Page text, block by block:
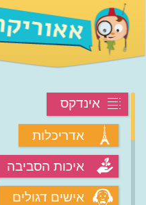
אינדקס
אדריכלות
איכות הסביבה
אישים דגולים